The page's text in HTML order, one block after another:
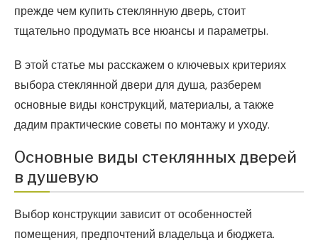
прежде чем купить стеклянную дверь, стоит
тщательно продумать все нюансы и параметры.
В этой статье мы расскажем о ключевых критериях
выбора стеклянной двери для душа, разберем
основные виды конструкций, материалы, а также
дадим практические советы по монтажу и уходу.
Основные виды стеклянных дверей
в душевую
Выбор конструкции зависит от особенностей
помещения, предпочтений владельца и бюджета.